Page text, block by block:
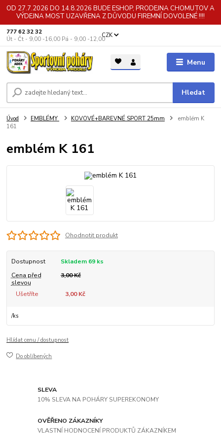
OD 27.7.2026 DO 14.8.2026 BUDE ESHOP, PRODEJNA CHOMUTOV A
VÝDEJNA MOST UZAVŘENA Z DŮVODU FIREMNÍ DOVOLENÉ !!!!
Menu
CZK
Hledat
777 62 32 32
Út - Čt - 9,00 -16,00 Pá - 9,00 -12,00
Úvod EMBLÉMY KOVOVÉ+BAREVNÉ SPORT 25mm
emblém K
161
emblém K 161
Ohodnotit produkt
Dostupnost
Skladem 69 ks
Cena před
slevou
3,00 Kč
Ušetříte 3,00 Kč
/ks
Hlídat cenu / dostupnost
Do oblíbených
SLEVA
10% SLEVA NA POHÁRY SUPEREKONOMY
OVĚŘENO ZÁKAZNÍKY
VLASTNÍ HODNOCENÍ PRODUKTŮ ZÁKAZNÍKEM